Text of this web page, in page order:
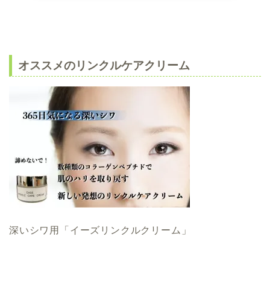
オススメのリンクルケアクリーム
深いシワ用「イーズリンクルクリーム」